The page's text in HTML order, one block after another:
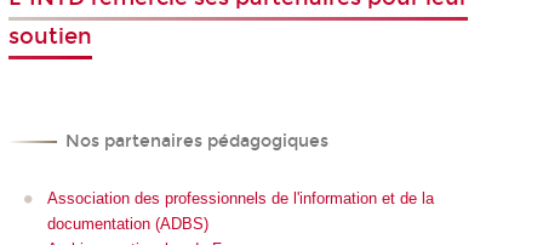
soutien
Nos partenaires pédagogiques
Association des professionnels de l'information et de la
documentation (ADBS)